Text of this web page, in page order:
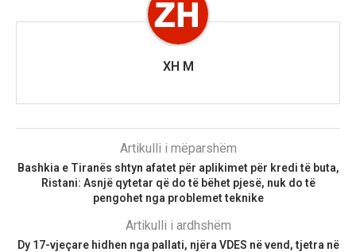
XH M
Artikulli i mëparshëm
Bashkia e Tiranës shtyn afatet për aplikimet për kredi të buta,
Ristani: Asnjë qytetar që do të bëhet pjesë, nuk do të
pengohet nga problemet teknike
Artikulli i ardhshëm
Dy 17-vjeçare hidhen nga pallati, njëra VDES në vend, tjetra në